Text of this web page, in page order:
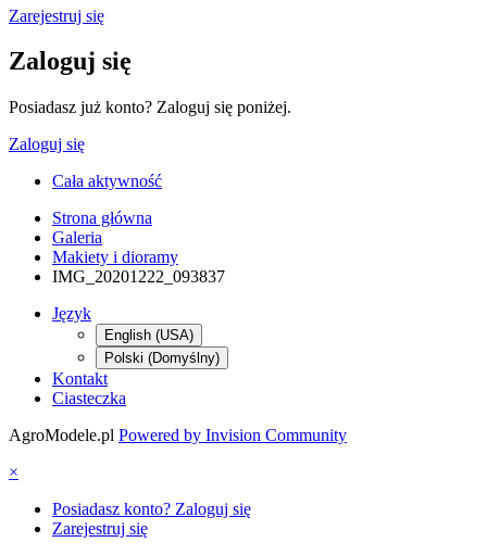
Zarejestruj się
Zaloguj się
Posiadasz już konto? Zaloguj się poniżej.
Zaloguj się
Cała aktywność
Strona główna
Galeria
Makiety i dioramy
IMG_20201222_093837
Język
English (USA)
Polski (Domyślny)
Kontakt
Ciasteczka
AgroModele.pl Powered by Invision Community
×
Posiadasz konto? Zaloguj się
Zarejestruj się